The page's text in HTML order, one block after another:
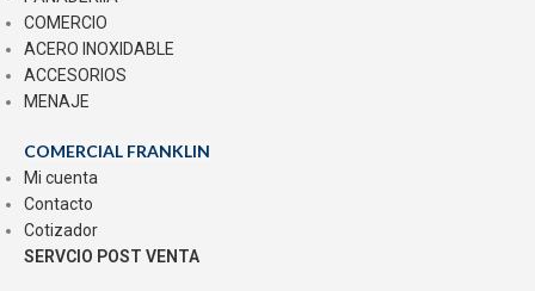
COMERCIO
ACERO INOXIDABLE
ACCESORIOS
MENAJE
COMERCIAL FRANKLIN
Mi cuenta
Contacto
Cotizador
SERVCIO POST VENTA